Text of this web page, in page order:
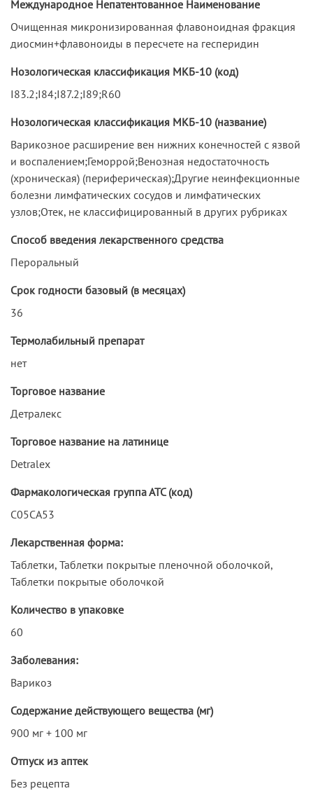
Международное Непатентованное Наименование
Очищенная микронизированная флавоноидная фракция
диосмин+флавоноиды в пересчете на гесперидин
Нозологическая классификация МКБ-10 (код)
I83.2;I84;I87.2;I89;R60
Нозологическая классификация МКБ-10 (название)
Варикозное расширение вен нижних конечностей с язвой
и воспалением;Геморрой;Венозная недостаточность
(хроническая) (периферическая);Другие неинфекционные
болезни лимфатических сосудов и лимфатических
узлов;Отек, не классифицированный в других рубриках
Способ введения лекарственного средства
Пероральный
Срок годности базовый (в месяцах)
36
Термолабильный препарат
нет
Торговое название
Детралекс
Торговое название на латинице
Detralex
Фармакологическая группа АТС (код)
C05CA53
Лекарственная форма:
Таблетки, Таблетки покрытые пленочной оболочкой,
Таблетки покрытые оболочкой
Количество в упаковке
60
Заболевания:
Варикоз
Содержание действующего вещества (мг)
900 мг + 100 мг
Отпуск из аптек
Без рецепта